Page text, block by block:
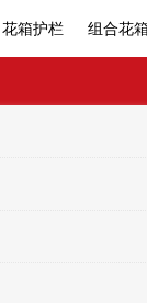
花箱护栏 组合花